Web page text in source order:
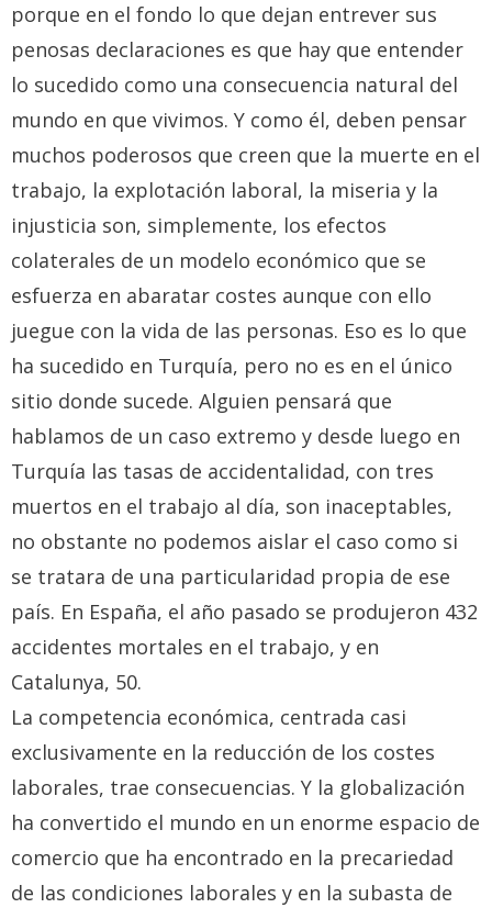
porque en el fondo lo que dejan entrever sus
penosas declaraciones es que hay que entender
lo sucedido como una consecuencia natural del
mundo en que vivimos. Y como él, deben pensar
muchos poderosos que creen que la muerte en el
trabajo, la explotación laboral, la miseria y la
injusticia son, simplemente, los efectos
colaterales de un modelo económico que se
esfuerza en abaratar costes aunque con ello
juegue con la vida de las personas. Eso es lo que
ha sucedido en Turquía, pero no es en el único
sitio donde sucede. Alguien pensará que
hablamos de un caso extremo y desde luego en
Turquía las tasas de accidentalidad, con tres
muertos en el trabajo al día, son inaceptables,
no obstante no podemos aislar el caso como si
se tratara de una particularidad propia de ese
país. En España, el año pasado se produjeron 432
accidentes mortales en el trabajo, y en
Catalunya, 50.
La competencia económica, centrada casi
exclusivamente en la reducción de los costes
laborales, trae consecuencias. Y la globalización
ha convertido el mundo en un enorme espacio de
comercio que ha encontrado en la precariedad
de las condiciones laborales y en la subasta de